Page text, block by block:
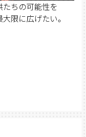
たちの可能性を
限に広げたい。